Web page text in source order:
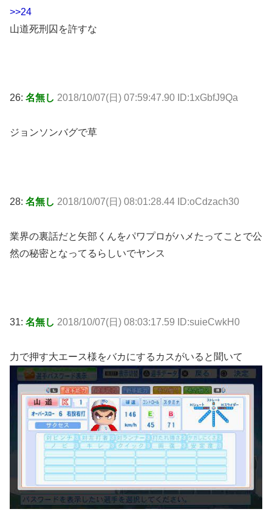
>>24
山道死刑囚を許すな
26: 名無し 2018/10/07(日) 07:59:47.90 ID:1xGbfJ9Qa
ジョンソンバグで草
28: 名無し 2018/10/07(日) 08:01:28.44 ID:oCdzach30
業界の裏話だと矢部くんをパワプロがハメたってことで公
然の秘密となってるらしいでヤンス
31: 名無し 2018/10/07(日) 08:03:17.59 ID:suieCwkH0
力で押す大エース様をバカにするカスがいると聞いて